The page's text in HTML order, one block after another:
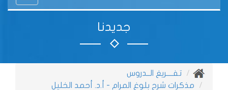
جديدنا
تفــــريغ الــدروس
مذكرات شرح بلوغ المرام - أ.د. أحمد الخليل